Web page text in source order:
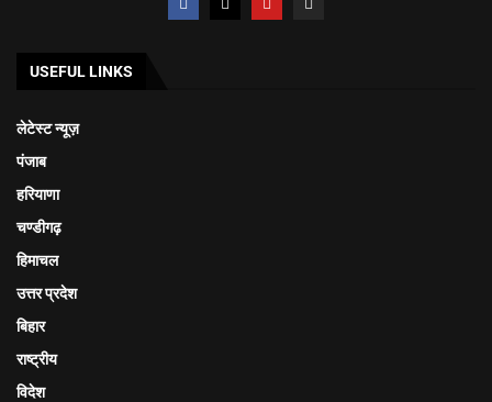
USEFUL LINKS
लेटेस्ट न्यूज़
पंजाब
हरियाणा
चण्डीगढ़
हिमाचल
उत्तर प्रदेश
बिहार
राष्ट्रीय
विदेश